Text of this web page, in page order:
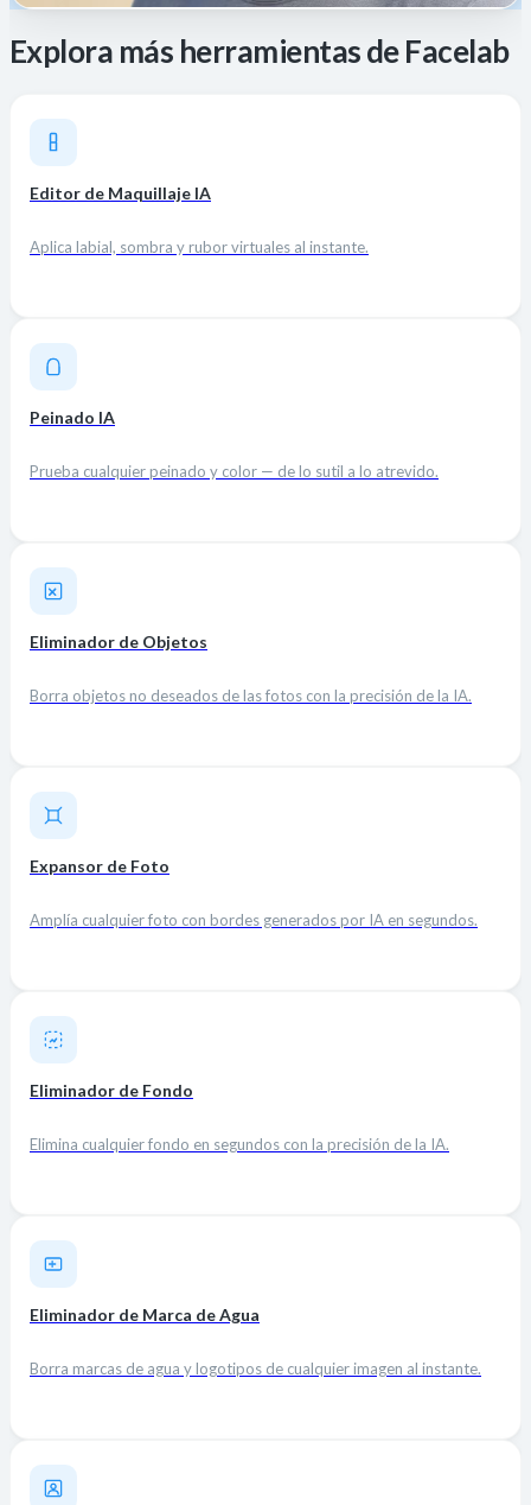
Explora más herramientas de Facelab
Editor de Maquillaje IA
Aplica labial, sombra y rubor virtuales al instante.
Peinado IA
Prueba cualquier peinado y color — de lo sutil a lo atrevido.
Eliminador de Objetos
Borra objetos no deseados de las fotos con la precisión de la IA.
Expansor de Foto
Amplía cualquier foto con bordes generados por IA en segundos.
Eliminador de Fondo
Elimina cualquier fondo en segundos con la precisión de la IA.
Eliminador de Marca de Agua
Borra marcas de agua y logotipos de cualquier imagen al instante.